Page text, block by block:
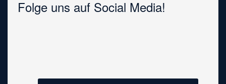
Folge uns auf Social Media!